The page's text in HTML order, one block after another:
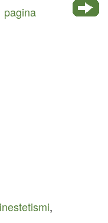
inestetismi,